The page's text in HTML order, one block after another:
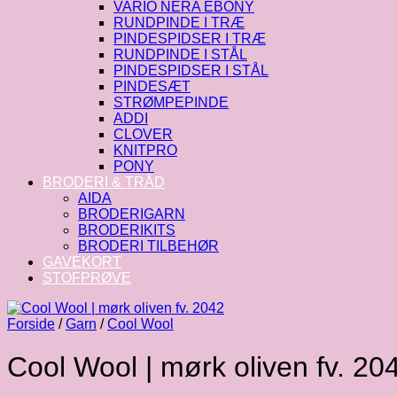
VARIO NERA EBONY
RUNDPINDE I TRÆ
PINDESPIDSER I TRÆ
RUNDPINDE I STÅL
PINDESPIDSER I STÅL
PINDESÆT
STRØMPEPINDE
ADDI
CLOVER
KNITPRO
PONY
BRODERI & TRÅD
AIDA
BRODERIGARN
BRODERIKITS
BRODERI TILBEHØR
GAVEKORT
STOFPRØVE
Forside / Garn / Cool Wool
Cool Wool | mørk oliven fv.